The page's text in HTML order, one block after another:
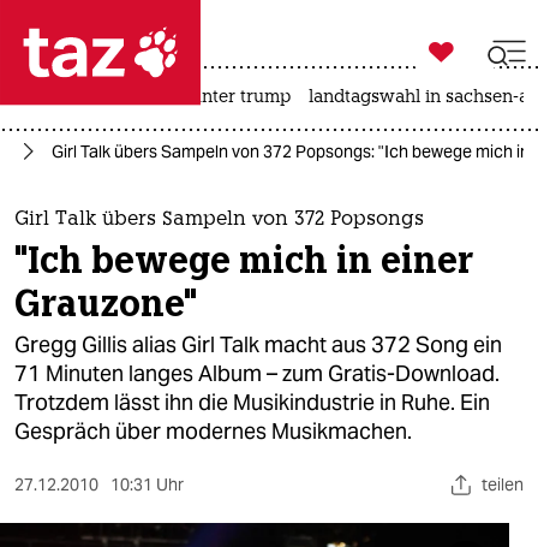
 taz zahl ich
taz zahl ich
themen
politik
öko
gesellschaft
kultur
sport

taz zahl ich
usa unter trump landtagswahl in sachsen-
Girl Talk übers Sampeln von 372 Popsongs: "Ich bewege mich in
Girl Talk übers Sampeln von 372 Popsongs
"Ich bewege mich in einer
Grauzone"
Gregg Gillis alias Girl Talk macht aus 372 Song ein
71 Minuten langes Album – zum Gratis-Download.
Trotzdem lässt ihn die Musikindustrie in Ruhe. Ein
Gespräch über modernes Musikmachen.
27.12.2010 10:31 Uhr teilen